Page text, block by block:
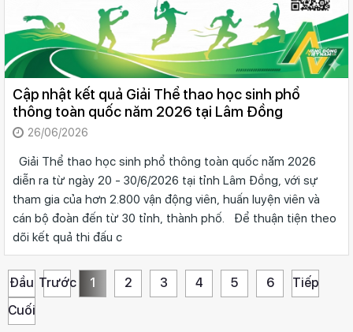
Cập nhật kết quả Giải Thể thao học sinh phổ
thông toàn quốc năm 2026 tại Lâm Đồng
26/06/2026
Giải Thể thao học sinh phổ thông toàn quốc năm 2026
diễn ra từ ngày 20 - 30/6/2026 tại tỉnh Lâm Đồng, với sự
tham gia của hơn 2.800 vận động viên, huấn luyện viên và
cán bộ đoàn đến từ 30 tỉnh, thành phố. Để thuận tiện theo
dõi kết quả thi đấu c
Đầu Trước 1 2 3 4 5 6
Tiếp
Cuối